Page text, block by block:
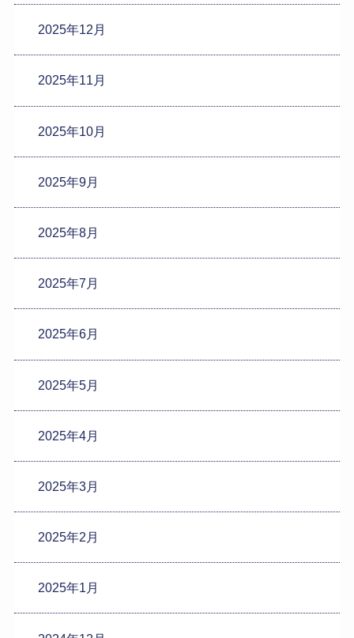
2025年12月
2025年11月
2025年10月
2025年9月
2025年8月
2025年7月
2025年6月
2025年5月
2025年4月
2025年3月
2025年2月
2025年1月